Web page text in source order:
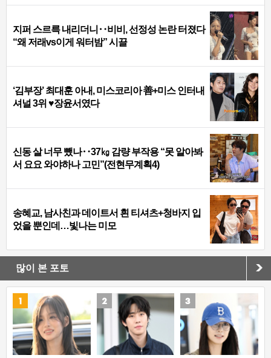
지퍼 스르륵 내리더니‥비비, 선정성 논란 터졌다
“왜 저래vs이게 워터밤” 시끌
‘김부장’ 최대훈 아내, 미스코리아 善+미스 인터내
셔널 3위 ♥장윤서였다
신동 살 너무 뺐나‥37㎏ 감량 부작용 “못 알아봐
서 요요 와야하나 고민”(전현무계획4)
송혜교, 남사친과 데이트서 흰 티셔츠+청바지 입
었을 뿐인데…빛나는 미모
많이 본 포토